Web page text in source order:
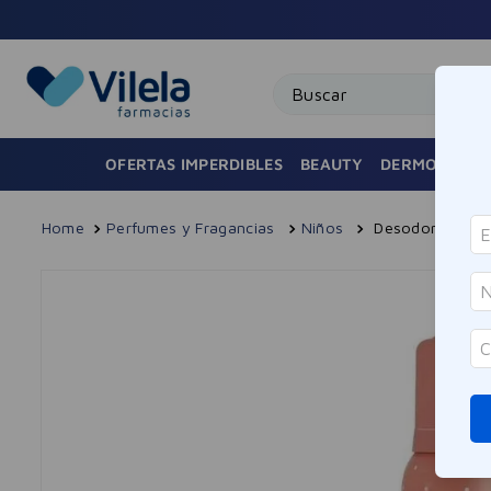
OFERTAS IMPERDIBLES BEAUTY
Perfumes y Fragancias Niños Desodorante